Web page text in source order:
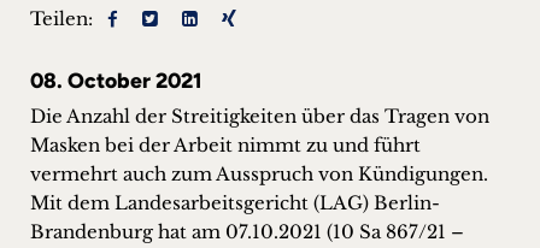
Blog
&
Podcasts
+
Teilen:
08. October 2021
Die Anzahl der Streitigkeiten über das Tragen von
Masken bei der Arbeit nimmt zu und führt
vermehrt auch zum Ausspruch von Kündigungen.
Mit dem Landesarbeitsgericht (LAG) Berlin-
Brandenburg hat am 07.10.2021 (10 Sa 867/21 –